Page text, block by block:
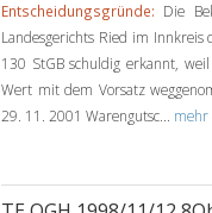
Entscheidungsgründe: Die
Landesgerichts Ried im Innkreis
130 StGB schuldig erkannt,
Wert mit dem Vorsatz
29. 11. 2001 Warengutsc... mehr